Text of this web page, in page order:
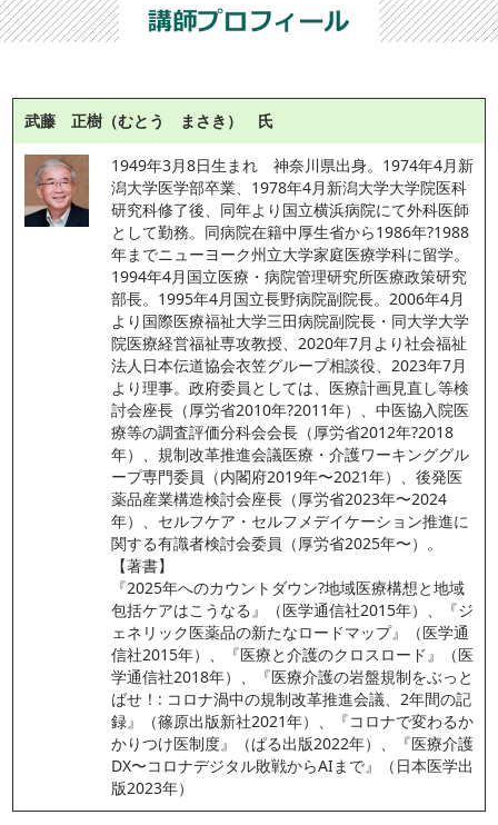
武藤 正樹（むとう まさき） 氏
1949年3月8日生まれ　神奈川県出身。1974年4月新
潟大学医学部卒業、1978年4月新潟大学大学院医科
研究科修了後、同年より国立横浜病院にて外科医師
として勤務。同病院在籍中厚生省から1986年?1988
年までニューヨーク州立大学家庭医療学科に留学。
1994年4月国立医療・病院管理研究所医療政策研究
部長。1995年4月国立長野病院副院長。2006年4月
より国際医療福祉大学三田病院副院長・同大学大学
院医療経営福祉専攻教授、2020年7月より社会福祉
法人日本伝道協会衣笠グループ相談役、2023年7月
より理事。政府委員としては、医療計画見直し等検
討会座長（厚労省2010年?2011年）、中医協入院医
療等の調査評価分科会会長（厚労省2012年?2018
年）、規制改革推進会議医療・介護ワーキンググル
ープ専門委員（内閣府2019年〜2021年）、後発医
薬品産業構造検討会座長（厚労省2023年〜2024
年）、セルフケア・セルフメデイケーション推進に
関する有識者検討会委員（厚労省2025年〜）。
【著書】
『2025年へのカウントダウン?地域医療構想と地域
包括ケアはこうなる』（医学通信社2015年）、『ジ
ェネリック医薬品の新たなロードマップ』（医学通
信社2015年）、『医療と介護のクロスロード』（医
学通信社2018年）、『医療介護の岩盤規制をぶっと
ばせ！: コロナ渦中の規制改革推進会議、2年間の記
録』（篠原出版新社2021年）、『コロナで変わるか
かりつけ医制度』（ぱる出版2022年）、『医療介護
DX〜コロナデジタル敗戦からAIまで』（日本医学出
版2023年）